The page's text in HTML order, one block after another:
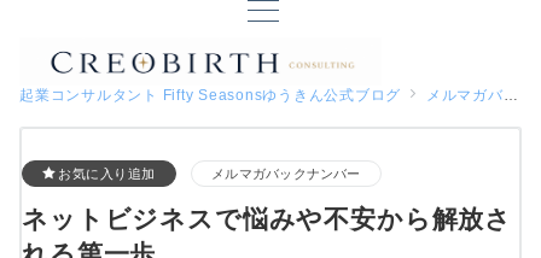
起業コンサルタント Fifty Seasonsゆうきん公式ブログ メルマガバックナンバー
お気に入り追加 メルマガバックナンバー
ネットビジネスで悩みや不安から解放さ